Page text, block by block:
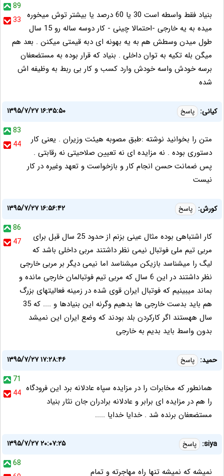
89
33 بنیاد فقط واسطه است 30 یا 60 درصد یا بیشتر توش میخوره
میده به یه خارجی -احتمالا چینی - کار دوسه ساله رو 15 سال
طول میدن وسطش هم به یه بهونه ای دبه قیمتی میکنن . بعد هم
میگن بله تکیه به توان داخلی . بنیاد که قرار بوده به مستضعفان
برسه خودش واسه خودش وارد کسب و کار بی ربط به وظیفه اش
شده
کیانی: پاسخ
۱۳۹۵/۷/۲۷ ۱۶:۳۵:۵۰
83
44
متن را بخوانید نوشته :طبق مصوبه هیئت وزیران . یعنی کار
دستوری بوده . نه مزایده ای نه تعیین صلاحیتی نه رقابتی .
پس ضمانت حسن انجام کار و بازخواست و تعهد وغیره در کار
نیست
کورش: پاسخ
۱۳۹۵/۷/۲۷ ۱۶:۵۶:۴۲
86
47
کار اشتباهی بوده مثال عینی بزنم از حدود 25 سال قبل برای
مربی تیم ملی فوتبال نیمی نظر داشتند مربی داخلی باشد که
لیگ را میشناسد بازیکن میشناسد اما نیمی دیگر بر مربی خارجی
نظر داشتند در این 6 سال که مربی تیم فوتبالمان خارجی مانده و
بماند میبینیم که فوتبال ایران قوی شده در زمینه فعالیتهای بزرگ
هم باید بدست خارجی ها بدهیم وگرنه این بنیادها و .... که 35
سال ههستند اگر کارکردن بلد بودند که وضع ایران این نمیشد
بدون واسط باید بدیم به خارجی
حمید: پاسخ
۱۳۹۵/۷/۲۷ ۱۷:۲۸:۴۶
71
44 همانطور که مخابرات را در مزایده سپاه عادلانه برد این فرودگاه
را هم در مزایده ای برابر و عادلانه برادران جان نثار بنیاد
مستضعفان برنده شد . خدایا خدایا .....
siya: پاسخ
۱۳۹۵/۷/۲۷ ۲۰:۰۷:۲۵
68
نمیشه که نمیشه تنها راه مهاجرته و تمام